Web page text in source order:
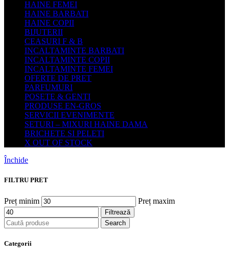
HAINE FEMEI
HAINE BARBATI
HAINE COPII
BIJUTERII
CEASURI F & B
INCALTAMINTE BARBATI
INCALTAMINTE COPII
INCALTAMINTE FEMEI
OFERTE DE PRET
PARFUMURI
POSETE & GENTI
PRODUSE EN-GROS
SERVICII EVENIMENTE
SETURI – MIXURI HAINE DAMA
BRICHETE SI PELETI
X OUT OF STOCK
Închide
FILTRU PRET
Preț minim Preț maxim
Filtrează
Search
Categorii